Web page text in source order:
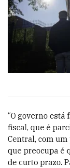
“O governo
fiscal, que é
Central, com
que preocupa é
de curto prazo.